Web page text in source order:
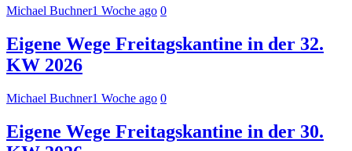
Michael Buchner1 Woche ago 0
Eigene Wege Freitagskantine in der 32.
KW 2026
Michael Buchner1 Woche ago 0
Eigene Wege Freitagskantine in der 30.